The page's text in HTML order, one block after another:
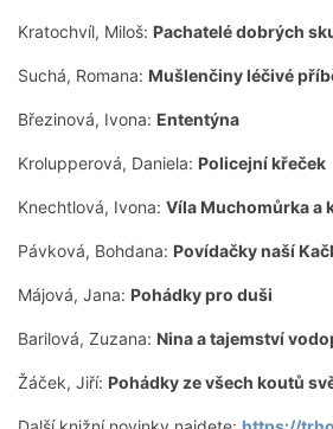
Kratochvíl, Miloš: Pachatelé dobrých
Suchá, Romana: Mušlenčiny léčivé
Březinová, Ivona: Ententýna
Krolupperová, Daniela: Policejní křeček
Knechtlová, Ivona: Víla Muchomůrka a
Pávková, Bohdana: Povídačky naší
Májová, Jana: Pohádky pro duši
Barilová, Zuzana: Nina a tajemství
Žáček, Jiří: Pohádky ze všech koutů